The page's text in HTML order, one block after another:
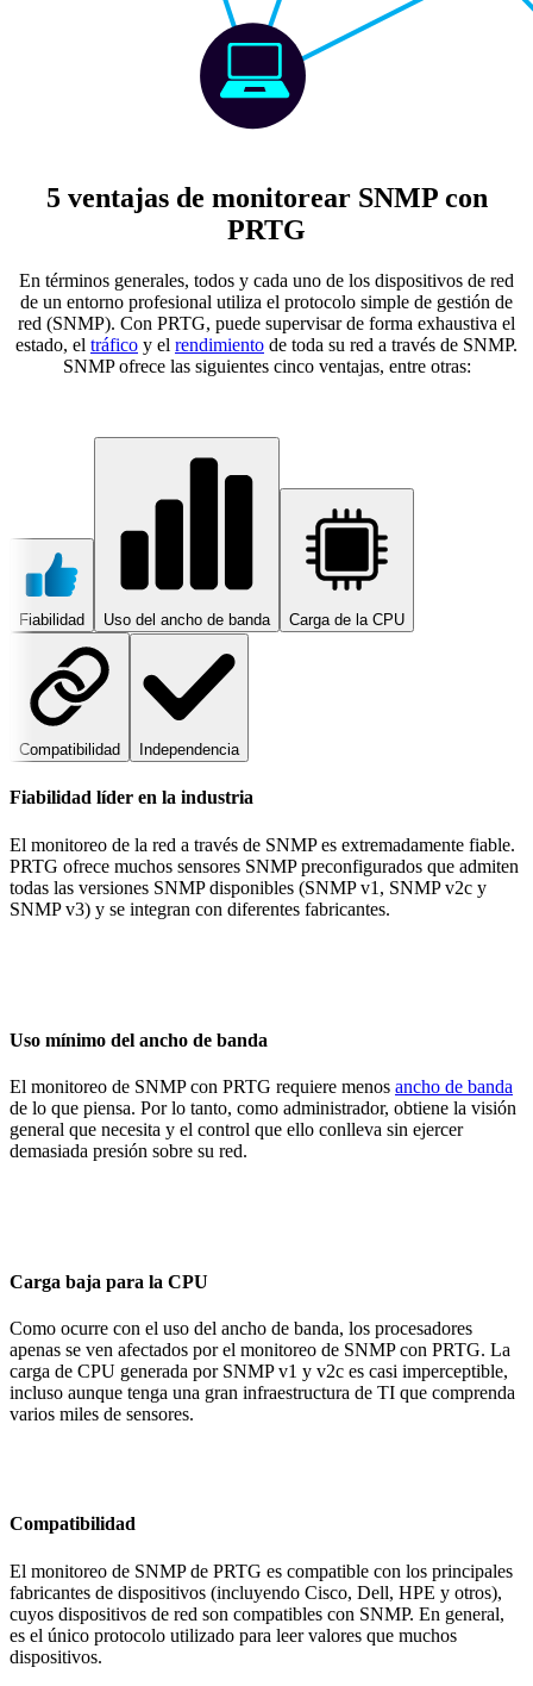
5 ventajas de monitorear SNMP con
PRTG
En términos generales, todos y cada uno de los dispositivos de red
de un entorno profesional utiliza el protocolo simple de gestión de
red (SNMP). Con PRTG, puede supervisar de forma exhaustiva el
estado, el tráfico y el rendimiento de toda su red a través de SNMP.
SNMP ofrece las siguientes cinco ventajas, entre otras:
Fiabilidad Uso del ancho de banda Carga de la CPU
Compatibilidad Independencia
Fiabilidad líder en la industria
El monitoreo de la red a través de SNMP es extremadamente fiable.
PRTG ofrece muchos sensores SNMP preconfigurados que admiten
todas las versiones SNMP disponibles (SNMP v1, SNMP v2c y
SNMP v3) y se integran con diferentes fabricantes.
Uso mínimo del ancho de banda
El monitoreo de SNMP con PRTG requiere menos ancho de banda
de lo que piensa. Por lo tanto, como administrador, obtiene la visión
general que necesita y el control que ello conlleva sin ejercer
demasiada presión sobre su red.
Carga baja para la CPU
Como ocurre con el uso del ancho de banda, los procesadores
apenas se ven afectados por el monitoreo de SNMP con PRTG. La
carga de CPU generada por SNMP v1 y v2c es casi imperceptible,
incluso aunque tenga una gran infraestructura de TI que comprenda
varios miles de sensores.
Compatibilidad
El monitoreo de SNMP de PRTG es compatible con los principales
fabricantes de dispositivos (incluyendo Cisco, Dell, HPE y otros),
cuyos dispositivos de red son compatibles con SNMP. En general,
es el único protocolo utilizado para leer valores que muchos
dispositivos.